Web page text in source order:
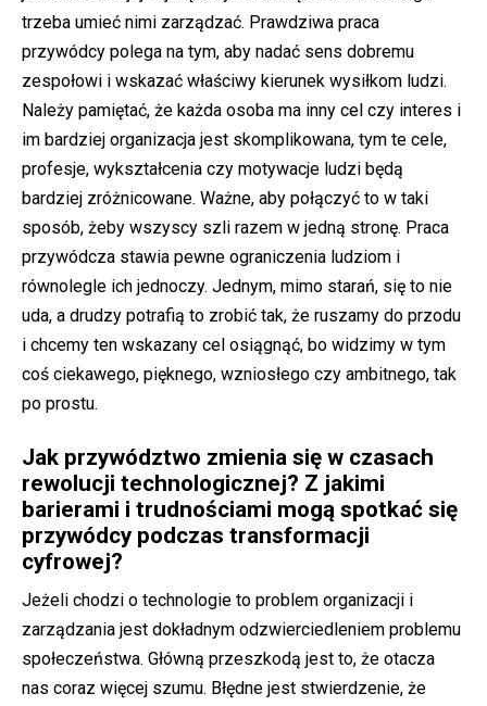
trzeba umieć nimi zarządzać. Prawdziwa praca
przywódcy polega na tym, aby nadać sens dobremu
zespołowi i wskazać właściwy kierunek wysiłkom ludzi.
Należy pamiętać, że każda osoba ma inny cel czy interes i
im bardziej organizacja jest skomplikowana, tym te cele,
profesje, wykształcenia czy motywacje ludzi będą
bardziej zróżnicowane. Ważne, aby połączyć to w taki
sposób, żeby wszyscy szli razem w jedną stronę. Praca
przywódcza stawia pewne ograniczenia ludziom i
równolegle ich jednoczy. Jednym, mimo starań, się to nie
uda, a drudzy potrafią to zrobić tak, że ruszamy do przodu
i chcemy ten wskazany cel osiągnąć, bo widzimy w tym
coś ciekawego, pięknego, wzniosłego czy ambitnego, tak
po prostu.
Jak przywództwo zmienia się w czasach
rewolucji technologicznej? Z jakimi
barierami i trudnościami mogą spotkać się
przywódcy podczas transformacji
cyfrowej?
Jeżeli chodzi o technologie to problem organizacji i
zarządzania jest dokładnym odzwierciedleniem problemu
społeczeństwa. Główną przeszkodą jest to, że otacza
nas coraz więcej szumu. Błędne jest stwierdzenie, że